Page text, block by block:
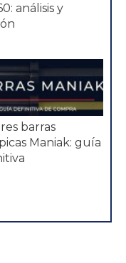
análisis y
barras
Maniak: guía